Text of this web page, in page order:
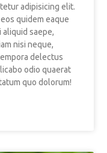
adipisicing elit.
quidem eaque
saepe,
nisi neque,
delectus
odio quaerat
quo dolorum!